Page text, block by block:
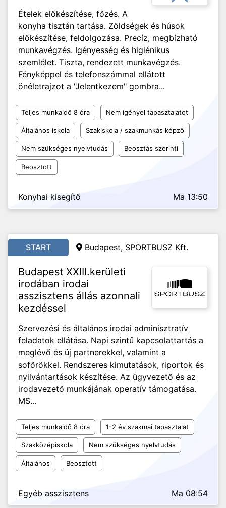
Ételek előkészítése, főzés. A
konyha tisztán tartása. Zöldségek és húsok
előkészítése, feldolgozása. Precíz, megbízható
munkavégzés. Igényesség és higiénikus
szemlélet. Tiszta, rendezett munkavégzés.
Fényképpel és telefonszámmal ellátott
önéletrajzot a "Jelentkezem" gombra...
Teljes munkaidő 8 óra Nem igényel tapasztalatot
Általános iskola Szakiskola / szakmunkás képző
Nem szükséges nyelvtudás Beosztás szerinti
Beosztott
Konyhai kisegítő Ma 13:50
START Budapest, SPORTBUSZ Kft.
Budapest XXIII.kerületi
irodában irodai
asszisztens állás azonnali
kezdéssel
Szervezési és általános irodai adminisztratív
feladatok ellátása. Napi szintű kapcsolattartás a
meglévő és új partnerekkel, valamint a
sofőrökkel. Rendszeres kimutatások, riportok és
nyilvántartások készítése. Az ügyvezető és az
irodavezető munkájának operatív támogatása.
MS...
Teljes munkaidő 8 óra 1-2 év szakmai tapasztalat
Szakközépiskola Nem szükséges nyelvtudás
Általános Beosztott
Egyéb asszisztens Ma 08:54